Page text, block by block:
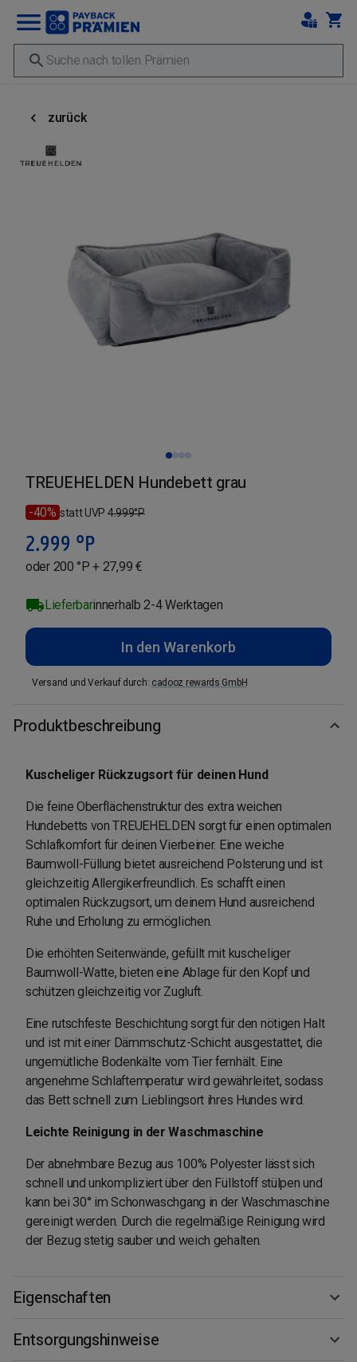
zurück
TREUEHELDEN Hundebett grau
-40% statt UVP 4.999°P
2.999 °P
oder 200 °P + 27,99 €
Lieferbarinnerhalb 2-4 Werktagen
In den Warenkorb
Versand und Verkauf durch: cadooz rewards GmbH
Produktbeschreibung
Kuscheliger Rückzugsort für deinen Hund
Die feine Oberflächenstruktur des extra weichen
Hundebetts von TREUEHELDEN sorgt für einen optimalen
Schlafkomfort für deinen Vierbeiner. Eine weiche
Baumwoll-Füllung bietet ausreichend Polsterung und ist
gleichzeitig Allergikerfreundlich. Es schafft einen
optimalen Rückzugsort, um deinem Hund ausreichend
Ruhe und Erholung zu ermöglichen.
Die erhöhten Seitenwände, gefüllt mit kuscheliger
Baumwoll-Watte, bieten eine Ablage für den Kopf und
schützen gleichzeitig vor Zugluft.
Eine rutschfeste Beschichtung sorgt für den nötigen Halt
und ist mit einer Dämmschutz-Schicht ausgestattet, die
ungemütliche Bodenkälte vom Tier fernhält. Eine
angenehme Schlaftemperatur wird gewährleitet, sodass
das Bett schnell zum Lieblingsort ihres Hundes wird.
Leichte Reinigung in der Waschmaschine
Der abnehmbare Bezug aus 100% Polyester lässt sich
schnell und unkompliziert über den Füllstoff stülpen und
kann bei 30° im Schonwaschgang in der Waschmaschine
gereinigt werden. Durch die regelmäßige Reinigung wird
der Bezug stetig sauber und weich gehalten.
Eigenschaften
Entsorgungshinweise